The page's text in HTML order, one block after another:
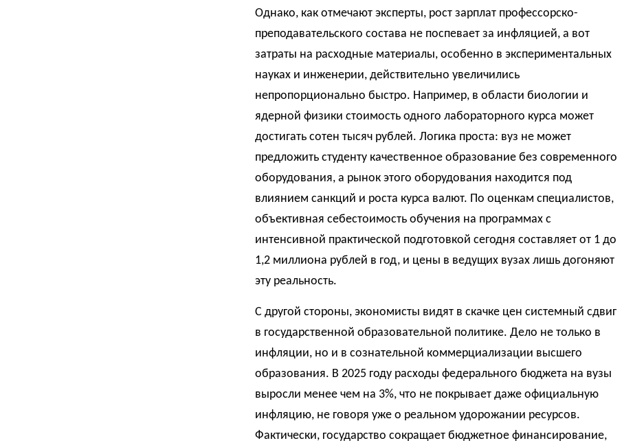
Однако, как отмечают эксперты, рост зарплат профессорско-
преподавательского состава не поспевает за инфляцией, а вот
затраты на расходные материалы, особенно в экспериментальных
науках и инженерии, действительно увеличились
непропорционально быстро. Например, в области биологии и
ядерной физики стоимость одного лабораторного курса может
достигать сотен тысяч рублей. Логика проста: вуз не может
предложить студенту качественное образование без современного
оборудования, а рынок этого оборудования находится под
влиянием санкций и роста курса валют. По оценкам специалистов,
объективная себестоимость обучения на программах с
интенсивной практической подготовкой сегодня составляет от 1 до
1,2 миллиона рублей в год, и цены в ведущих вузах лишь догоняют
эту реальность.
С другой стороны, экономисты видят в скачке цен системный сдвиг
в государственной образовательной политике. Дело не только в
инфляции, но и в сознательной коммерциализации высшего
образования. В 2025 году расходы федерального бюджета на вузы
выросли менее чем на 3%, что не покрывает даже официальную
инфляцию, не говоря уже о реальном удорожании ресурсов.
Фактически, государство сокращает бюджетное финансирование,